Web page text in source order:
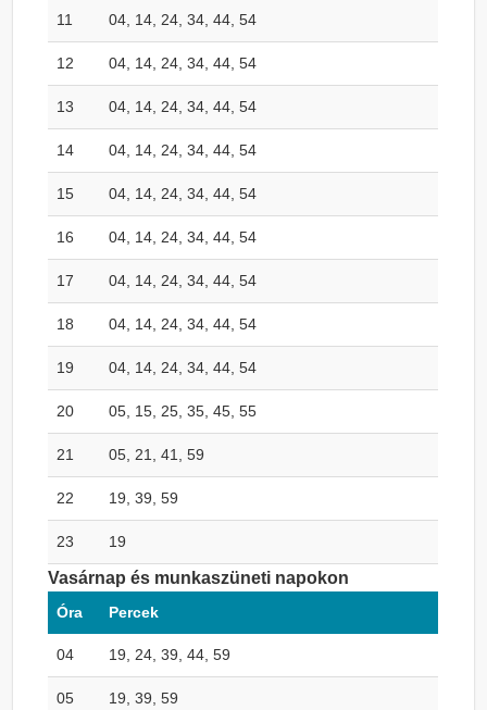
11 04, 14, 24, 34, 44, 54
12 04, 14, 24, 34, 44, 54
13 04, 14, 24, 34, 44, 54
14 04, 14, 24, 34, 44, 54
15 04, 14, 24, 34, 44, 54
16 04, 14, 24, 34, 44, 54
17 04, 14, 24, 34, 44, 54
18 04, 14, 24, 34, 44, 54
19 04, 14, 24, 34, 44, 54
20 05, 15, 25, 35, 45, 55
21 05, 21, 41, 59
22 19, 39, 59
23 19
Vasárnap és munkaszüneti napokon
Óra Percek
04 19, 24, 39, 44, 59
05 19, 39, 59